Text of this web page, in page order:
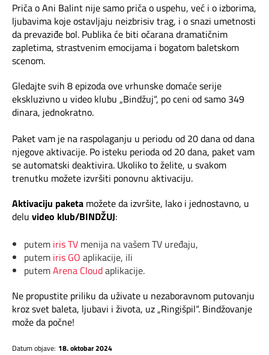
Prilagođeno tebi
Putuj pametnije
Priča o Ani Balint nije samo priča o uspehu, već i o izborima,
ljubavima koje ostavljaju neizbrisiv trag, i o snazi umetnosti
da prevaziđe bol. Publika će biti očarana dramatičnim
zapletima, strastvenim emocijama i bogatom baletskom
scenom.
Gledajte svih 8 epizoda ove vrhunske domaće serije
ekskluzivno u video klubu „Bindžuj“, po ceni od samo 349
dinara, jednokratno.
Paket vam je na raspolaganju u periodu od 20 dana od dana
njegove aktivacije. Po isteku perioda od 20 dana, paket vam
se automatski deaktivira. Ukoliko to želite, u svakom
trenutku možete izvršiti ponovnu aktivaciju.
Aktivaciju paketa možete da izvršite, lako i jednostavno, u
delu video klub/BINDŽUJ:
putem iris TV menija na vašem TV uređaju,
putem iris GO aplikacije, ili
putemArena Cloudaplikacije.
Ne propustite priliku da uživate u nezaboravnom putovanju
kroz svet baleta, ljubavi i života, uz „Ringišpil“. Bindžovanje
može da počne!
Datum objave: 18. oktobar 2024